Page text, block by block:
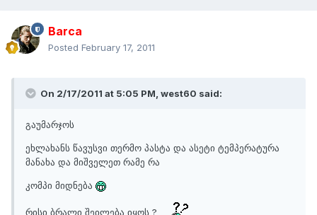
Barca
Posted February 17, 2011
On 2/17/2011 at 5:05 PM, west60 said:
გაუმარჯოს
ეხლახანს წავუსვი თერმო პასტა და ასეტი ტემპერატურა
მანახა და მიშველეთ რამე რა
კომპი მიდნება
რისი ბრალი შეილება იყოს ?